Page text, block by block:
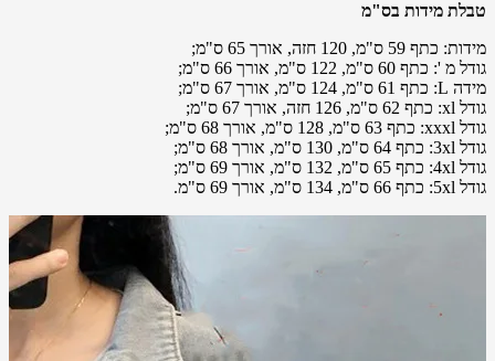
טבלת מידות בס"מ
מידות: כתף 59 ס"מ, 120 חזה, אורך 65 ס"מ;
גודל מ ': כתף 60 ס"מ, 122 ס"מ, אורך 66 ס"מ;
מידה L: כתף 61 ס"מ, 124 ס"מ, אורך 67 ס"מ;
גודל xl: כתף 62 ס"מ, 126 חזה, אורך 67 ס"מ;
גודל xxxl: כתף 63 ס"מ, 128 ס"מ, אורך 68 ס"מ;
גודל 3xl: כתף 64 ס"מ, 130 ס"מ, אורך 68 ס"מ;
גודל 4xl: כתף 65 ס"מ, 132 ס"מ, אורך 69 ס"מ;
גודל 5xl: כתף 66 ס"מ, 134 ס"מ, אורך 69 ס"מ.